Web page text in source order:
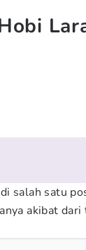
salah satu
akibat